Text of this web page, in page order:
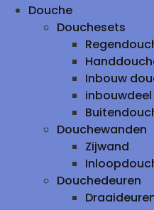
Douche
Douchesets
Inbouw
inbouwdeel
Douchewanden
Zijwand
Douchedeuren